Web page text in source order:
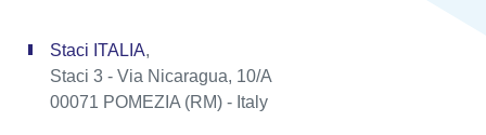
Staci ITALIA,
Staci 3 - Via Nicaragua, 10/A
00071 POMEZIA (RM) - Italy